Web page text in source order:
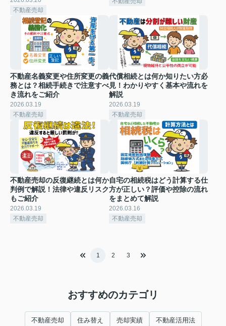
不動産売却
不動産名義変更や住所変更の義
務とは？相続手続きで注意すべ
き流れをご紹介
2026.03.19
不動産売却
代償相続とは何か知りたい方必
見！わかりやすく基本や流れを
解説
2026.03.19
不動産売却
不動産売却の反復継続とは何か
判例で解説！法律や違反リスク
もご紹介
2026.03.19
不動産売却
自宅の相続税はどう計算する仕
方が正しい？評価や控除の流れ
をまとめて解説
2026.03.16
不動産売却
1 2 3
おすすめのカテゴリ
不動産売却 住み替え 売却実績 不動産活用法